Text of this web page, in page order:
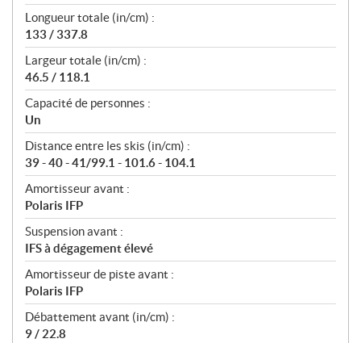
Longueur totale (in/cm) :
133 / 337.8
Largeur totale (in/cm) :
46.5 / 118.1
Capacité de personnes :
Un
Distance entre les skis (in/cm) :
39 - 40 - 41/99.1 - 101.6 - 104.1
Amortisseur avant :
Polaris IFP
Suspension avant :
IFS à dégagement élevé
Amortisseur de piste avant :
Polaris IFP
Débattement avant (in/cm) :
9 / 22.8